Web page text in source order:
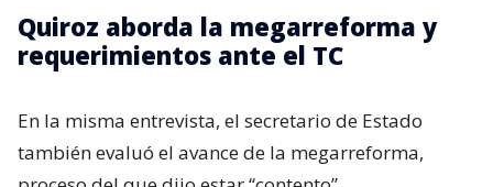
Quiroz aborda la megarreforma y
requerimientos ante el TC
En la misma entrevista, el secretario de Estado
también evaluó el avance de la megarreforma,